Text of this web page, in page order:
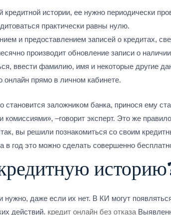
истории, ее нужно периодически
практически равны нулю.
и предоставлением записей о кредитах,
производит обновление записи о
ввести фамилию, имя и некоторые другие
онлайн прямо в личном кабинете.
заложником банка, принося ему
комиссиями», –говорит эксперт. Это же
вы решили познакомиться со своим
в год это можно сделать совершенно
нужно, даже если их нет. В КИ могут
действий. кредит онлайн без отказа